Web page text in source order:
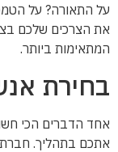
על התאורה? על
את הצרכים שלכם
המתאימות ביותר.
בחירת
אחד הדברים הכי
אתכם בתהליך.